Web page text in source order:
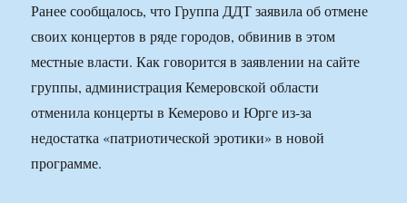
Ранее сообщалось, что Группа ДДТ заявила об отмене
своих концертов в ряде городов, обвинив в этом
местные власти. Как говорится в заявлении на сайте
группы, администрация Кемеровской области
отменила концерты в Кемерово и Юрге из-за
недостатка «патриотической эротики» в новой
программе.